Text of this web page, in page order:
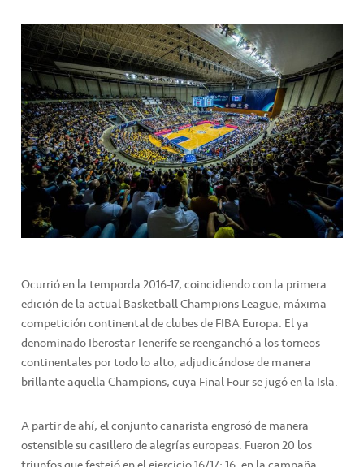
Ocurrió en la temporda 2016-17, coincidiendo con la primera
edición de la actual Basketball Champions League, máxima
competición continental de clubes de FIBA Europa. El ya
denominado Iberostar Tenerife se reenganchó a los torneos
continentales por todo lo alto, adjudicándose de manera
brillante aquella Champions, cuya Final Four se jugó en la Isla.
A partir de ahí, el conjunto canarista engrosó de manera
ostensible su casillero de alegrías europeas. Fueron 20 los